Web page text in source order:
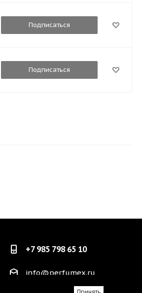
Подписаться
Подписаться
+7 985 798 65 10
info@perfumex.ru
Принять